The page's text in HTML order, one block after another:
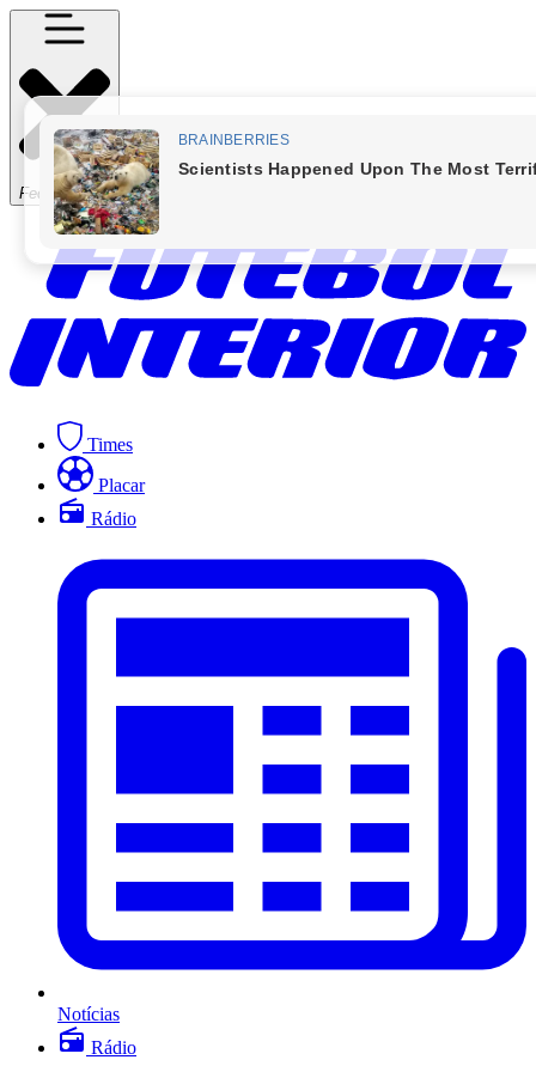
Fechar Menu
Times
Placar
Rádio
Notícias
Rádio